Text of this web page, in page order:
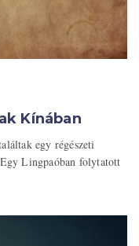
Kínában
egy régészeti
Lingpaóban folytatott